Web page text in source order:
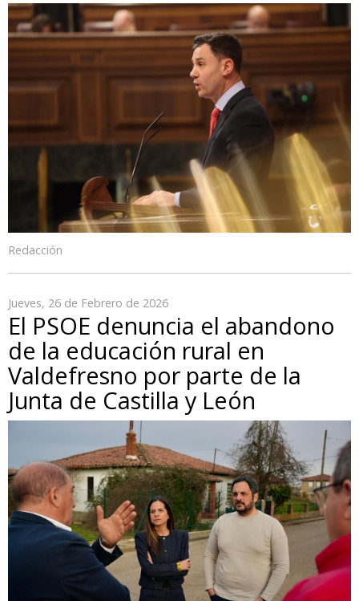
Redacción
Jueves, 26 de Febrero de 2026
El PSOE denuncia el abandono
de la educación rural en
Valdefresno por parte de la
Junta de Castilla y León